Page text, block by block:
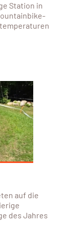
Station in
auf die
des Jahres